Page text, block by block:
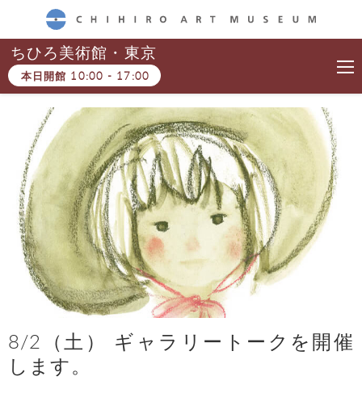
CHIHIRO ART MUSEUM
ちひろ美術館・東京
本日開館 10:00 - 17:00
8/2（土） ギャラリートークを開催
します。